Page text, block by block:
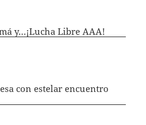
y…¡Lucha Libre AAA!
con estelar encuentro